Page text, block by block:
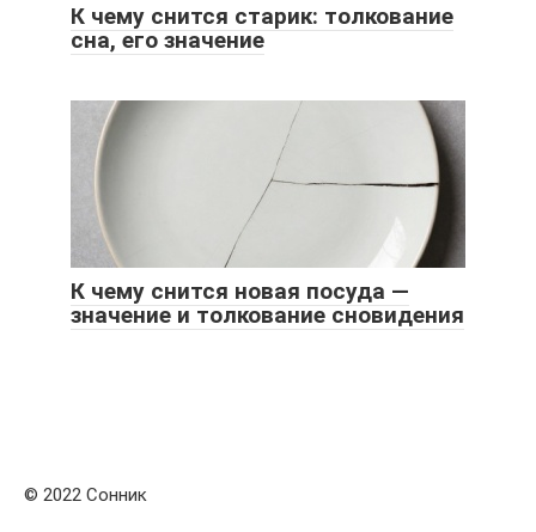
К чему снится старик: толкование
сна, его значение
К чему снится новая посуда —
значение и толкование сновидения
© 2022 Сонник